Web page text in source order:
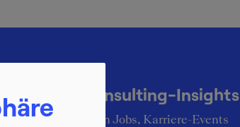
Consulting-Insights
die aktuellsten Jobs, Karriere-Events